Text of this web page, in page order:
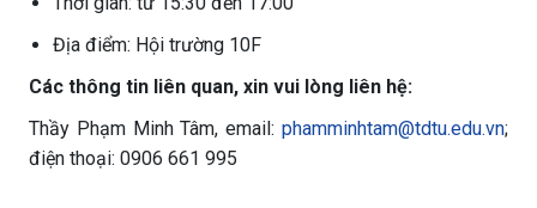
Địa điểm: Hội trường 10F
Các thông tin liên quan, xin vui lòng liên hệ:
Thầy Phạm Minh Tâm, email: phamminhtam@tdtu.edu.vn;
điện thoại: 0906 661 995